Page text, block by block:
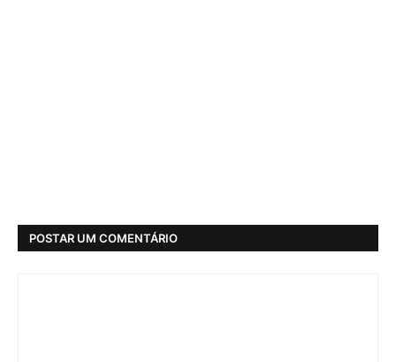
POSTAR UM COMENTÁRIO